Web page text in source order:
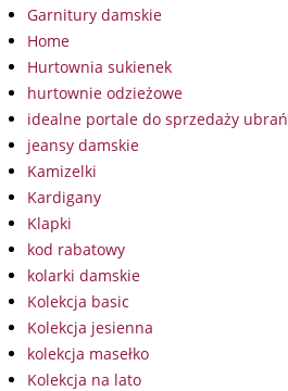
Garnitury damskie
Home
Hurtownia sukienek
hurtownie odzieżowe
idealne portale do sprzedaży ubrań
jeansy damskie
Kamizelki
Kardigany
Klapki
kod rabatowy
kolarki damskie
Kolekcja basic
Kolekcja jesienna
kolekcja masełko
Kolekcja na lato